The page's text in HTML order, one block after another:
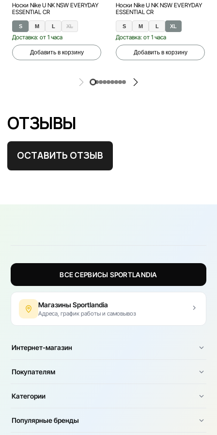
Носки Nike U NK NSW EVERYDAY
ESSENTIAL CR
S M L XL
Доставка: от 1 часа
Добавить в корзину
Носки Nike U NK NSW EVERYDAY
ESSENTIAL CR
S M L XL
Доставка: от 1 часа
Добавить в корзину
ОТЗЫВЫ
ОСТАВИТЬ ОТЗЫВ
ВСЕ СЕРВИСЫ SPORTLANDIA
Магазины Sportlandia
Адреса, график работы и самовывоз
Интернет-магазин
Покупателям
Категории
Популярные бренды